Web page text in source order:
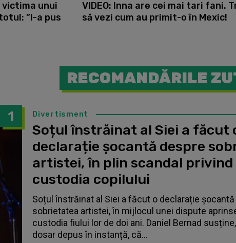
unui
”I-a pus
VIDEO: Inna are cei mai tari fani.
să vezi cum au primit-o în Mexic!
RECOMANDĂRILE
1 Divertisment
Soțul înstrăinat al Siei a făcut
declarație șocantă despre
artistei, în plin scandal privind
custodia copilului
Soțul înstrăinat al Siei a făcut o declarație
sobrietatea artistei, în mijlocul unei dispute
custodia fiului lor de doi ani. Daniel Bernad
dosar depus în instanță, că...